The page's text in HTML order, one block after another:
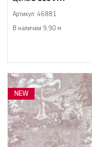
Артикул: 46881
В наличии 9.90 м
NEW